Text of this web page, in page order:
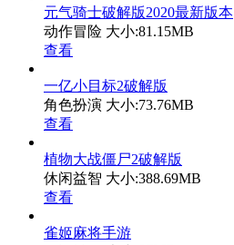
元气骑士破解版2020最新版本
动作冒险 大小:81.15MB
查看
一亿小目标2破解版
角色扮演 大小:73.76MB
查看
植物大战僵尸2破解版
休闲益智 大小:388.69MB
查看
雀姬麻将手游